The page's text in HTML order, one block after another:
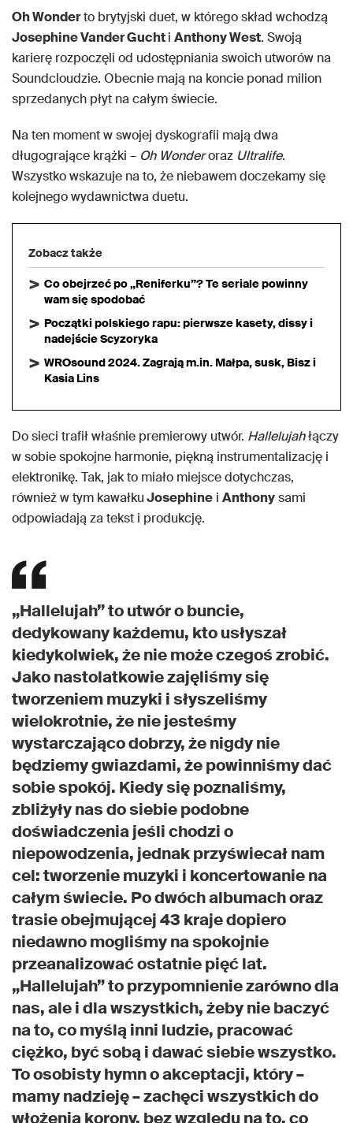
Oh Wonderto brytyjski duet, w którego skład wchodzą
Josephine Vander Guchti Anthony West. Swoją
karierę rozpoczęli od udostępniania swoich utworów na
Soundcloudzie. Obecnie mają na koncie ponad milion
sprzedanych płyt na całym świecie.
Na ten moment w swojej dyskografii mają dwa
długogrające krążki – Oh Wonderoraz Ultralife.
Wszystko wskazuje na to, że niebawem doczekamy się
kolejnego wydawnictwa duetu.
Zobacz także
Co obejrzeć po „Reniferku”? Te seriale powinny
wam się spodobać
Początki polskiego rapu: pierwsze kasety, dissy i
nadejście Scyzoryka
WROsound 2024. Zagrają m.in. Małpa, susk, Bisz i
Kasia Lins
Do sieci trafił właśnie premierowy utwór. Hallelujahłączy
w sobie spokojne harmonie, piękną instrumentalizację i
elektronikę. Tak, jak to miało miejsce dotychczas,
również w tym kawałkuJosephine i Anthonysami
odpowiadają za tekst i produkcję.
„Hallelujah” to utwór o buncie,
dedykowany każdemu, kto usłyszał
kiedykolwiek, że nie może czegoś zrobić.
Jako nastolatkowie zajęliśmy się
tworzeniem muzyki i słyszeliśmy
wielokrotnie, że nie jesteśmy
wystarczająco dobrzy, że nigdy nie
będziemy gwiazdami, że powinniśmy dać
sobie spokój. Kiedy się poznaliśmy,
zbliżyły nas do siebie podobne
doświadczenia jeśli chodzi o
niepowodzenia, jednak przyświecał nam
cel: tworzenie muzyki i koncertowanie na
całym świecie. Po dwóch albumach oraz
trasie obejmującej 43 kraje dopiero
niedawno mogliśmy na spokojnie
przeanalizować ostatnie pięć lat.
„Hallelujah” to przypomnienie zarówno dla
nas, ale i dla wszystkich, żeby nie baczyć
na to, co myślą inni ludzie, pracować
ciężko, być sobą i dawać siebie wszystko.
To osobisty hymn o akceptacji, który –
mamy nadzieję – zachęci wszystkich do
włożenia korony, bez względu na to, co